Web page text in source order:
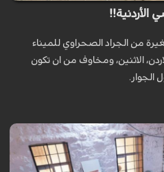
الأردنية!!
من الجراد الصحراوي للميناء
الاثنين، ومخاوف من ان تكون